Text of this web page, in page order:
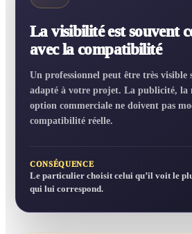
La visibilité est souvent
avec la compatibilité
Un professionnel peut être très visible
adapté à votre projet. La publicité, la
option commerciale ne doivent pas
compatibilité réelle.
CONSÉQUENCE
Le particulier choisit celui qu’il voit le
qui lui correspond.